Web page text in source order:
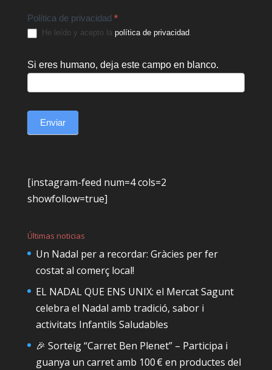
Política de privacidad *
He leído y acepto la política de privacidad.
Si eres humano, deja este campo en blanco.
Enviar
[instagram-feed num=4 cols=2
showfollow=true]
Últimas noticias
Un Nadal per a recordar: Gràcies per fer
costat al comerç local!
EL NADAL QUE ENS UNIX: el Mercat Sagunt
celebra el Nadal amb tradició, sabor i
activitats Infantils Saludables
🎉 Sorteig “Carret Ben Plenet” – Participa i
guanya un carret amb 100 € en productes del